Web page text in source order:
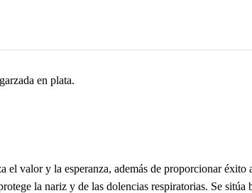
en plata.
valor y la esperanza, además de proporcionar éxito
la nariz y de las dolencias respiratorias. Se sitúa